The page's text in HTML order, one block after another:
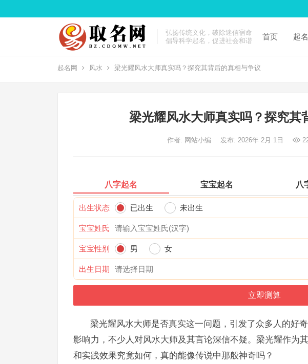
弘扬传统文化，破除迷信宿命
倡导科学起名，促进社会和谐
首页 起名
起名网 风水 梁光耀风水大师真实吗？探究其背后的真相与争议
梁光耀风水大师真实吗？探究其
作者: 网站小编 发布: 2026年 2月 1日
八字起名 宝宝起名 八
出生状态 已出生 未出生
宝宝姓氏
宝宝性别 男 女
出生日期
梁光耀风水大师是否真实这一问题，引发了众多人的好
影响力，不少人对风水大师及其言论深信不疑。梁光耀作为
和实践效果究竟如何，真的能像传说中那般神奇吗？